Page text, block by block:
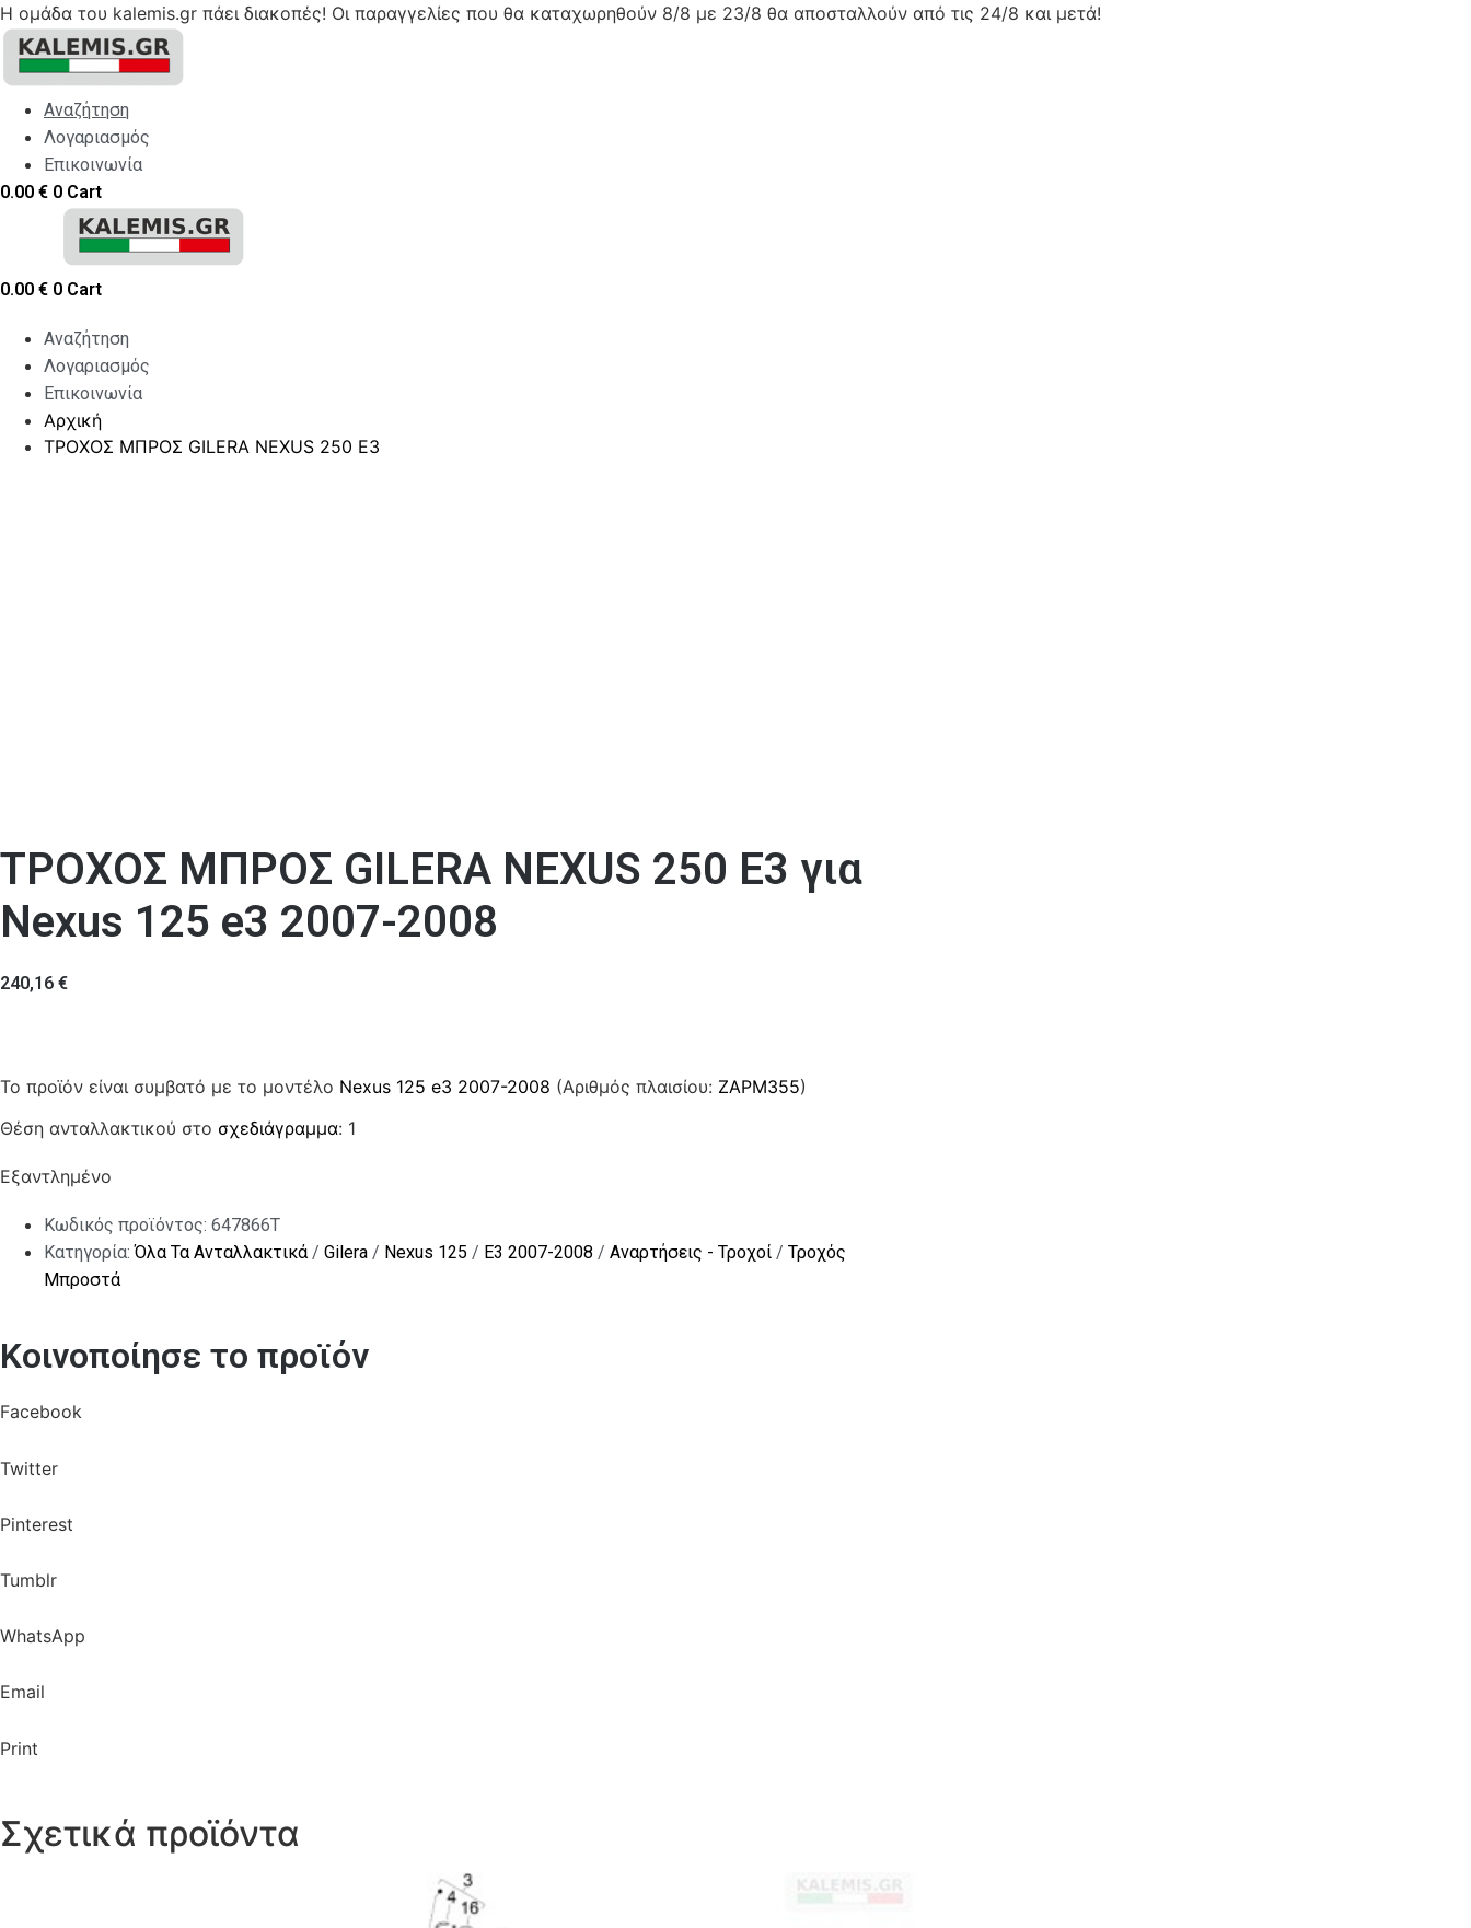
Η ομάδα του kalemis.gr πάει διακοπές! Οι παραγγελίες που θα καταχωρηθούν 8/8 με 23/8 θα αποσταλλούν από τις 24/8 και μετά!
Skip
content
Αναζήτηση
Λογαριασμός
Επικοινωνία
0.00 € 0 Cart
0.00 € 0 Cart
Αναζήτηση
Λογαριασμός
Επικοινωνία
Αρχική
ΤΡΟΧΟΣ ΜΠΡΟΣ GILERA NEXUS 250 E3
ΤΡΟΧΟΣ ΜΠΡΟΣ GILERA NEXUS 250 E3 για
Nexus 125 e3 2007-2008
240,16 €
Το προϊόν είναι συμβατό με το μοντέλο Nexus 125 e3 2007-2008 (Αριθμός πλαισίου: ZAPM355)
Θέση ανταλλακτικού στο σχεδιάγραμμα: 1
Εξαντλημένο
Κωδικός προϊόντος: 647866T
Κατηγορία:Όλα Τα Ανταλλακτικά/ Gilera / Nexus 125 / E3 2007-2008 / Αναρτήσεις - Τροχοί / Τροχός
Μπροστά
Κοινοποίησε το προϊόν
Facebook
Twitter
Pinterest
Tumblr
WhatsApp
Email
Print
Σχετικά προϊόντα